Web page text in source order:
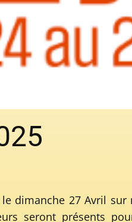
dimanche 27 Avril sur
seront présents